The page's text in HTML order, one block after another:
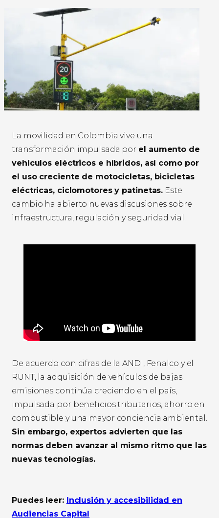
La movilidad en Colombia vive una
transformación impulsada por el aumento de
vehículos eléctricos e híbridos, así como por
el uso creciente de motocicletas, bicicletas
eléctricas, ciclomotores y patinetas. Este
cambio ha abierto nuevas discusiones sobre
infraestructura, regulación y seguridad vial.
De acuerdo con cifras de la ANDI, Fenalco y el
RUNT, la adquisición de vehículos de bajas
emisiones continúa creciendo en el país,
impulsada por beneficios tributarios, ahorro en
combustible y una mayor conciencia ambiental.
Sin embargo, expertos advierten que las
normas deben avanzar al mismo ritmo que las
nuevas tecnologías.
Puedes leer: Inclusión y accesibilidad en
Audiencias Capital